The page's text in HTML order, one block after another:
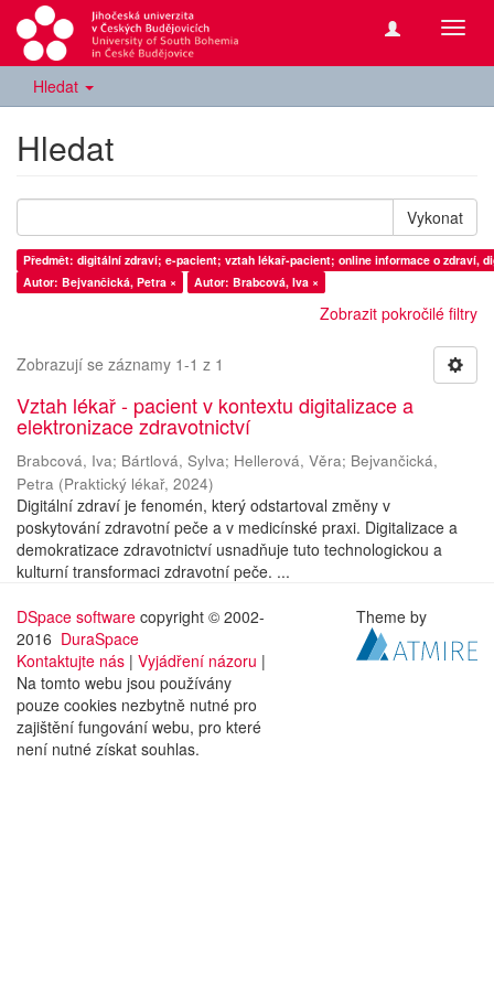
Hledat
Hledat
Vykonat
Předmět: digitální zdraví; e-pacient; vztah lékař-pacient; online informace o
Autor: Bejvančická, Petra ×
Autor: Brabcová, Iva ×
Zobrazit pokročilé filtry
Zobrazují se záznamy 1-1 z 1
Vztah lékař - pacient v kontextu digitalizace a
elektronizace zdravotnictví
Brabcová, Iva; Bártlová, Sylva; Hellerová, Věra; Bejvančická,
Petra (Praktický lékař, 2024)
Digitální zdraví je fenomén, který odstartoval změny v
poskytování zdravotní peče a v medicínské praxi. Digitalizace a
demokratizace zdravotnictví usnadňuje tuto technologickou a
kulturní transformaci zdravotní peče. ...
DSpace software copyright © 2002-
2016 DuraSpace
Kontaktujte nás | Vyjádření názoru |
Na tomto webu jsou používány
pouze cookies nezbytně nutné pro
zajištění fungování webu, pro které
není nutné získat souhlas.
Theme by